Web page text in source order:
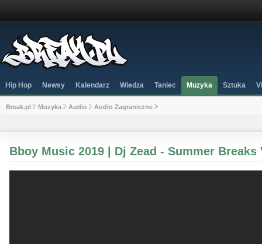
Hip Hop Newsy Kalendarz Wiedza Taniec Muzyka Sztuka
Break.pl Muzyka Audio Audio Zagraniczne
Bboy Music 2019 | Dj Zead - Summer Breaks